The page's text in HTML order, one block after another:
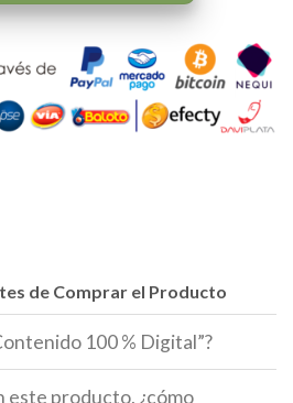
de Comprar el Producto
100 % Digital”?
este producto, ¿cómo